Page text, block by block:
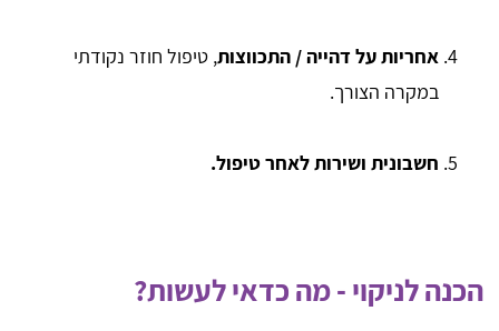
אחריות על דהייה / התכווצות, טיפול חוזר נקודתי
במקרה הצורך.
חשבונית ושירות לאחר טיפול.
הכנה לניקוי - מה כדאי לעשות?